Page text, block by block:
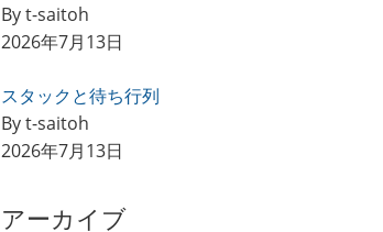
By t-saitoh
2026年7月13日
スタックと待ち行列
By t-saitoh
2026年7月13日
アーカイブ